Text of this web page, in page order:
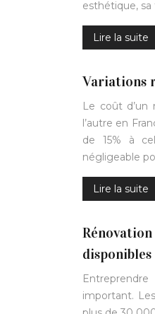
esthétique,
Lire la suite
Variations
Le coût
l’autre en
de 15% à
négligeable
Lire la suite
disponibles
important.